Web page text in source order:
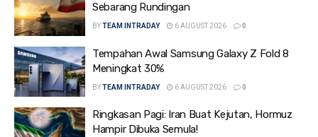
Sebarang Rundingan
BY TEAM INTRADAY 6 AUGUST 2026 0
Tempahan Awal Samsung Galaxy Z Fold 8
Meningkat 30%
BYTEAM INTRADAY 6 AUGUST 2026 0
Ringkasan Pagi: Iran Buat Kejutan, Hormuz
Hampir Dibuka Semula!